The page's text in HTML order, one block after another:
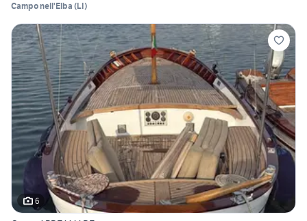
Campo nell'Elba (LI)
6